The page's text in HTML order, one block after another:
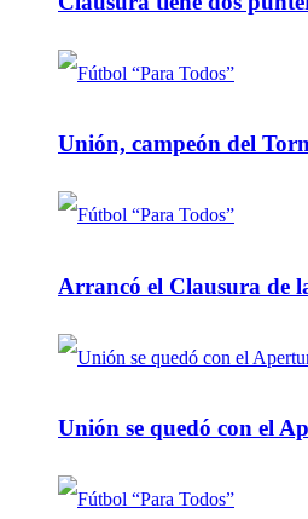
Unión, campeón del
Arrancó el Clausura de
Unión se quedó con el